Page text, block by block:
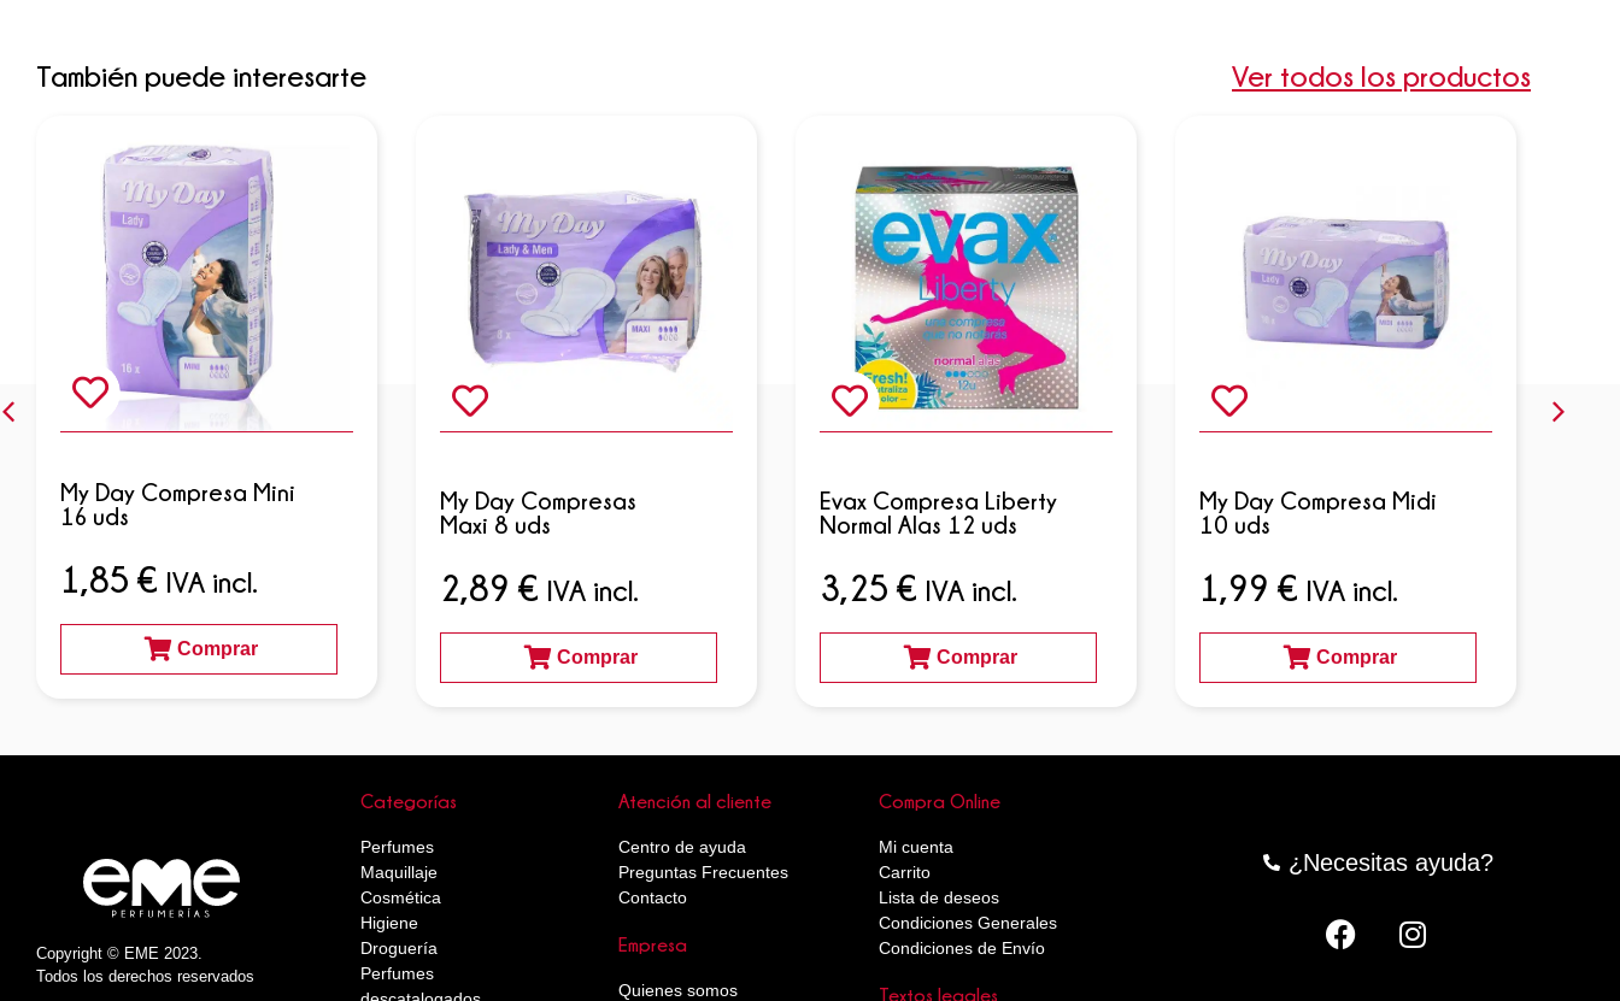
También puede interesarte Ver todos los productos
My Day Compresa Mini
16 uds
1,85€ IVA incl.
Comprar
My Day Compresas
Maxi 8 uds
2,89€ IVA incl.
Comprar
Evax Compresa Liberty
Normal Alas 12 uds
3,25€ IVA incl.
Comprar
My Day Compresa Midi
10 uds
1,99€ IVA incl.
Comprar
Copyright © EME 2023.
Todos los derechos reservados
Categorías
Perfumes
Maquillaje
Cosmética
Higiene
Droguería
Perfumes
Atención al cliente
Centro de ayuda
Preguntas Frecuentes
Contacto
Empresa
Quienes somos
Compra Online
Mi cuenta
Carrito
Lista de deseos
Condiciones Generales
Condiciones de Envío
Textos legales
¿Necesitas ayuda?